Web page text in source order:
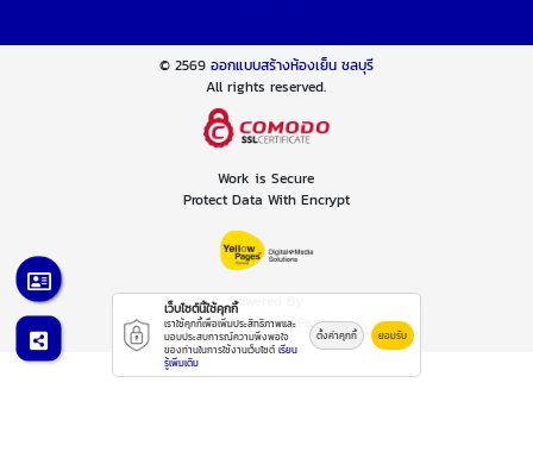
© 2569 ออกแบบสร้างห้องเย็น ชลบุรี
All rights reserved.
Work is Secure
Protect Data With Encrypt
Powered By
Thailand YellowPages
เว็บไซต์นี้ใช้คุกกี้
เราใช้คุกกี้เพื่อเพิ่มประสิทธิภาพและ
มอบประสบการณ์ความพึงพอใจ
ของท่านในการใช้งานเว็บไซต์ เรียน
รู้เพิ่มเติม
ตั้งค่าคุกกี้ ยอมรับ